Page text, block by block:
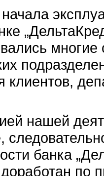
клиентов,
нашей
банка
по